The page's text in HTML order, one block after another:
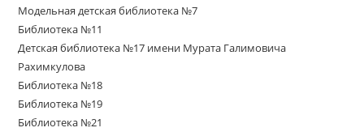
Модельная детская библиотека №7
Библиотека №11
Детская библиотека №17 имени Мурата Галимовича
Рахимкулова
Библиотека №18
Библиотека №19
Библиотека №21